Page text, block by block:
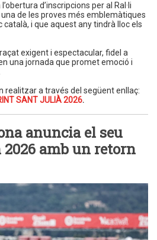
d’inscripcions per al Ral·li
de les proves més emblemàtiques
i que aquest any tindrà lloc els
exigent i espectacular, fidel a
una jornada que promet emoció i
realitzar a través del següent enllaç:
SANT JULIÀ 2026.
anuncia el seu
2026 amb un retorn